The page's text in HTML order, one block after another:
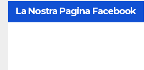
La Nostra Pagina Facebook